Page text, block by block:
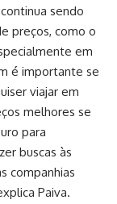
sendo
preços, como o
em
é importante se
viajar em
melhores se
para
buscas às
companhias
Paiva.